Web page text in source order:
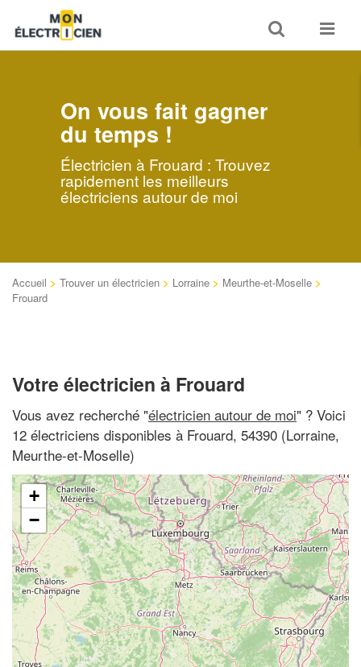
Toggle
search
Toggle
On vous fait gagner
du temps !
Électricien à Frouard : Trouvez
rapidement les meilleurs
électriciens autour de moi
Accueil > Trouver un électricien > Lorraine > Meurthe-et-Moselle >
Frouard
Votre électricien à Frouard
Vous avez recherché "électricien autour de moi" ? Voici
12 électriciens disponibles à Frouard, 54390 (Lorraine,
Meurthe-et-Moselle)
+
−